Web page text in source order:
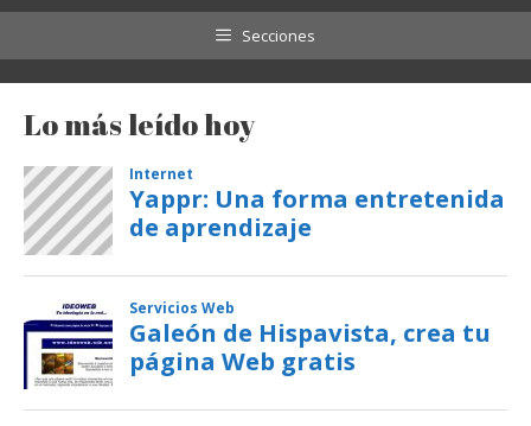
Secciones
Lo más leído hoy